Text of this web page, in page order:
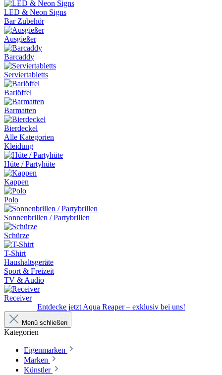
LED & Neon Signs
Bar Zubehör
Ausgießer
Barcaddy
Serviertabletts
Barlöffel
Barmatten
Bierdeckel
Alle Kategorien
Kleidung
Hüte / Partyhüte
Kappen
Polo
Sonnenbrillen / Partybrillen
Schürze
T-Shirt
Haushaltsgeräte
Sport & Freizeit
TV & Audio
Receiver
Entdecke jetzt Aqua Reaper – exklusiv bei uns!
Menü schließen
Kategorien
Eigenmarken
Marken
Künstler